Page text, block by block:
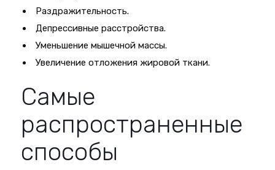
Раздражительность.
Депрессивные расстройства.
Уменьшение мышечной массы.
Увеличение отложения жировой ткани.
Самые
распространенные
способы